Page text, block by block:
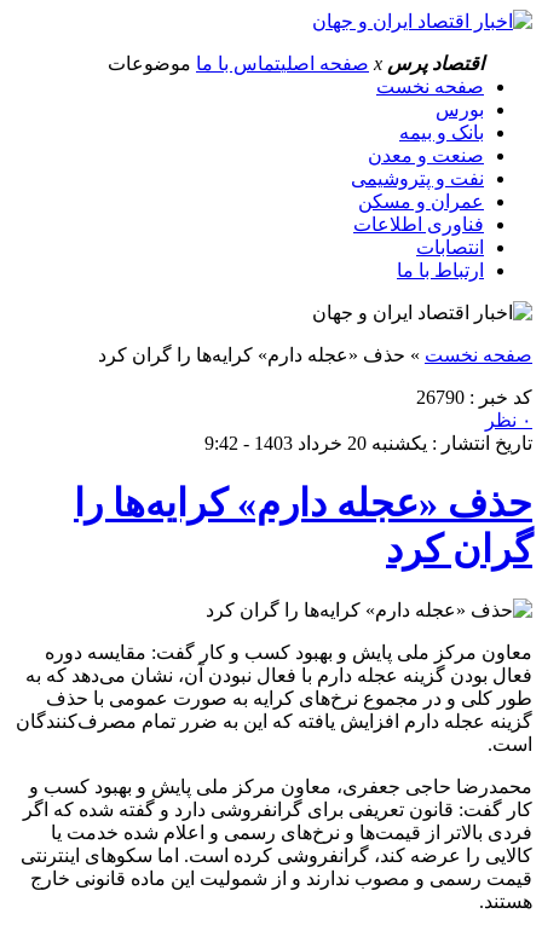
اقتصاد پرس x صفحه اصلیتماس با ما موضوعات
صفحه نخست
بورس
بانک و بیمه
صنعت و معدن
نفت و پتروشیمی
عمران و مسکن
فناوری اطلاعات
انتصابات
ارتباط با ما
صفحه نخست » حذف «عجله دارم» کرایه‌ها را گران کرد
کد خبر : 26790
۰ نظر
تاریخ انتشار : یکشنبه 20 خرداد 1403 - 9:42
حذف «عجله دارم» کرایه‌ها را
گران کرد
معاون مرکز ملی پایش و بهبود کسب و کار گفت: مقایسه دوره
فعال بودن گزینه عجله دارم با فعال نبودن آن، نشان می‌دهد که به
طور کلی و در مجموع نرخ‌های کرایه به صورت عمومی با حذف
گزینه عجله دارم افزایش یافته که این به ضرر تمام مصرف‌کنندگان
است.
محمدرضا حاجی جعفری، معاون مرکز ملی پایش و بهبود کسب و
کار گفت: قانون تعریفی برای گرانفروشی دارد و گفته شده که اگر
فردی بالاتر از قیمت‌ها و نرخ‌های رسمی و اعلام شده خدمت یا
کالایی را عرضه کند، گرانفروشی کرده‌ است. اما سکوهای اینترنتی
قیمت رسمی و مصوب ندارند و از شمولیت این ماده قانونی خارج
هستند.